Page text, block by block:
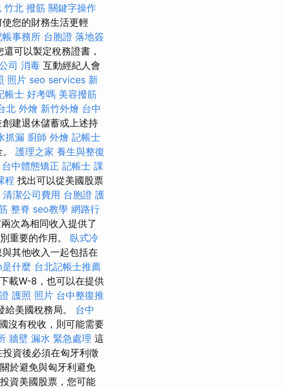
竹北 撥筋 關鍵字操作
您的財務生活更輕
帳事務所 台胞證 落地簽
可以製定稅務證書，
司 消毒 互動經紀人會
照片 seo services 新
帳士 好考嗎 美容撥筋
北 外燴 新竹外燴 台中
建退休儲蓄或上述持
抓漏 廚師 外燴 記帳士
護理之家 養生與整復
台中體態矯正 記帳士 課
程 找出可以從美國股票
清潔公司費用 台胞證 護
整脊 seo教學 網路行
次為相同收入提供了
重要的作用。 臥式冷
其他收入一起包括在
什麼 台北記帳士推薦
載W-8，也可以在提供
護照 照片 台中整復推
美國稅務局。 台中
沒有稅收，則可能需要
牆壁 漏水 緊急處理 這
資後必須在匈牙利徵
於避免與匈牙利避免
資美國股票，您可能